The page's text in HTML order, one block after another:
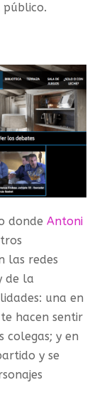
dondeAntoni
las redes
de la
una en
hacen sentir
colegas; y en
y se